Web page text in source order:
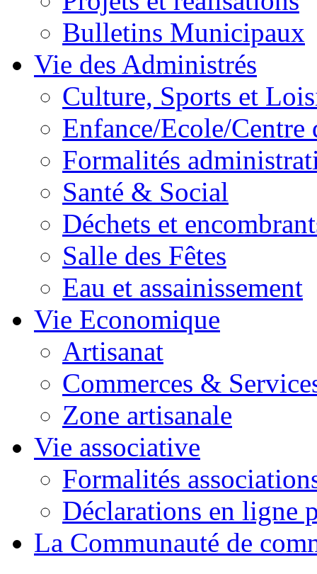
Bulletins Municipaux
Vie des Administrés
Culture, Sports et
Enfance/Ecole/Centre
Formalités
Santé & Social
Déchets et
Salle des Fêtes
Eau et assainissement
Vie Economique
Artisanat
Commerces &
Zone artisanale
Vie associative
Formalités
Déclarations en ligne
La Communauté de